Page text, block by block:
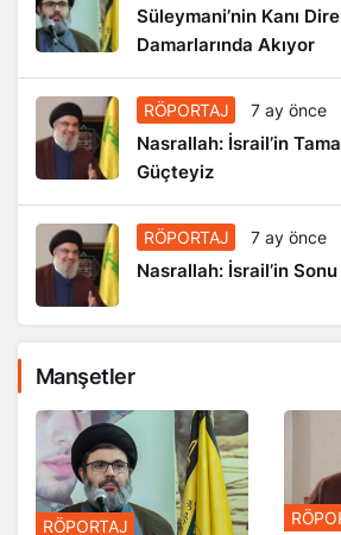
Süleymani’nin Kanı
Damarlarında Akıyor
RÖPORTAJ 7 ay önce
Nasrallah: İsrail’in
Güçteyiz
RÖPORTAJ 7 ay önce
Nasrallah: İsrail’in Sonu
Manşetler
RÖPORTAJ